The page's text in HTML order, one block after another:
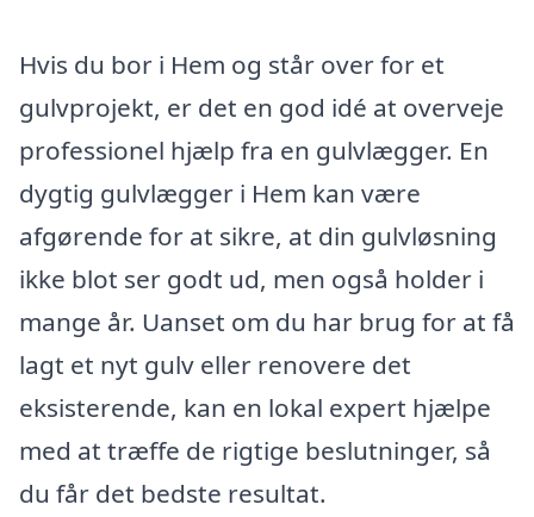
Hvis du bor i Hem og står over for et
gulvprojekt, er det en god idé at overveje
professionel hjælp fra en gulvlægger. En
dygtig gulvlægger i Hem kan være
afgørende for at sikre, at din gulvløsning
ikke blot ser godt ud, men også holder i
mange år. Uanset om du har brug for at få
lagt et nyt gulv eller renovere det
eksisterende, kan en lokal expert hjælpe
med at træffe de rigtige beslutninger, så
du får det bedste resultat.